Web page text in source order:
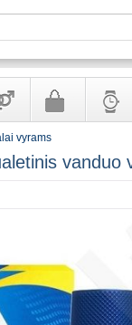
ir
vyrams
vanduo